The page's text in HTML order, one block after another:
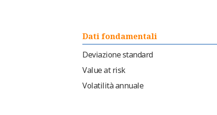
Dati fondamentali
Deviazione standard
Value at risk
Volatilità annuale